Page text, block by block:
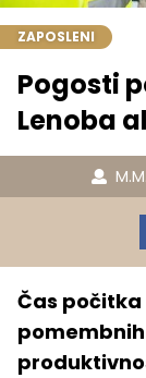
ZAPOSLENI
Pogosti
Lenoba
M.M.
Čas